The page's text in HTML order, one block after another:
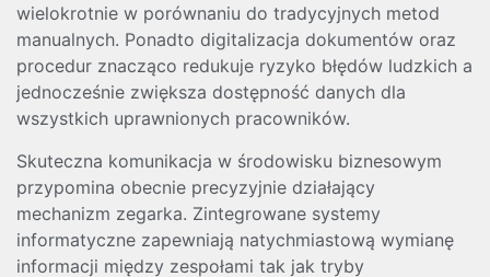
wielokrotnie w porównaniu do tradycyjnych metod
manualnych. Ponadto digitalizacja dokumentów oraz
procedur znacząco redukuje ryzyko błędów ludzkich a
jednocześnie zwiększa dostępność danych dla
wszystkich uprawnionych pracowników.
Skuteczna komunikacja w środowisku biznesowym
przypomina obecnie precyzyjnie działający
mechanizm zegarka. Zintegrowane systemy
informatyczne zapewniają natychmiastową wymianę
informacji między zespołami tak jak tryby